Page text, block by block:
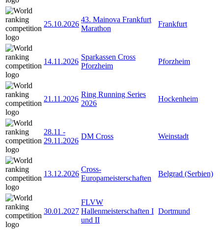
25.10.2026
43. Mainova Frankfurt
Marathon
Frankfurt
14.11.2026
Sparkassen Cross
Pforzheim
Pforzheim
21.11.2026
Ring Running Series
2026
Hockenheim
28.11 -
29.11.2026
DM Cross Weinstadt
13.12.2026
Cross-
Europameisterschaften
Belgrad (Serbien)
30.01.2027
FLVW
Hallenmeisterschaften I
und II
Dortmund